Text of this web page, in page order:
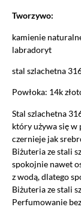
Tworzywo:
kamienie
labradoryt
stal szlachetna
Powłoka: 14k
Stal szlachetna
który używa się
czernieje jak
Biżuteria ze stali
spokojnie nawet
z wodą, dlatego
Biżuteria ze stali
Perfumowanie